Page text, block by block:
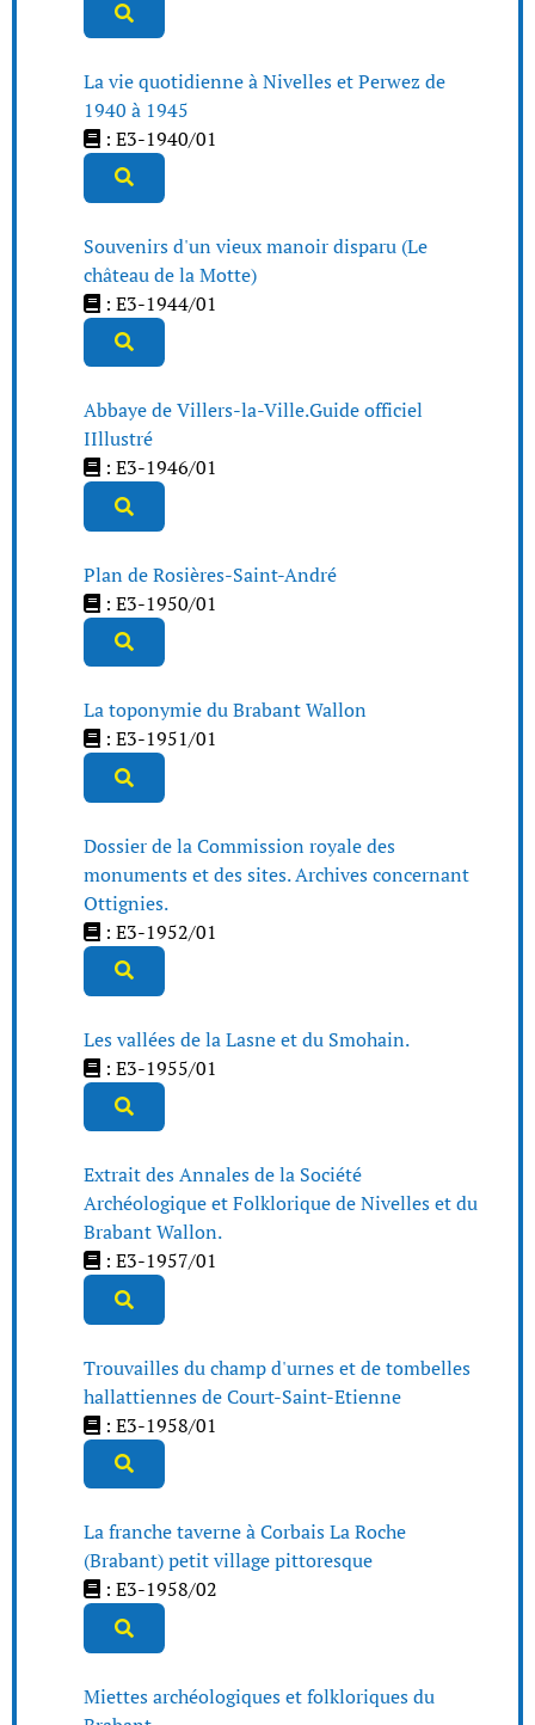
La vie quotidienne à Nivelles et Perwez de
1940 à 1945
: E3-1940/01
Souvenirs d'un vieux manoir disparu (Le
château de la Motte)
: E3-1944/01
Abbaye de Villers-la-Ville.Guide officiel
IIllustré
: E3-1946/01
Plan de Rosières-Saint-André
: E3-1950/01
La toponymie du Brabant Wallon
: E3-1951/01
Dossier de la Commission royale des
monuments et des sites. Archives concernant
Ottignies.
: E3-1952/01
Les vallées de la Lasne et du Smohain.
: E3-1955/01
Extrait des Annales de la Société
Archéologique et Folklorique de Nivelles et du
Brabant Wallon.
: E3-1957/01
Trouvailles du champ d'urnes et de tombelles
hallattiennes de Court-Saint-Etienne
: E3-1958/01
La franche taverne à Corbais La Roche
(Brabant) petit village pittoresque
: E3-1958/02
Miettes archéologiques et folkloriques du